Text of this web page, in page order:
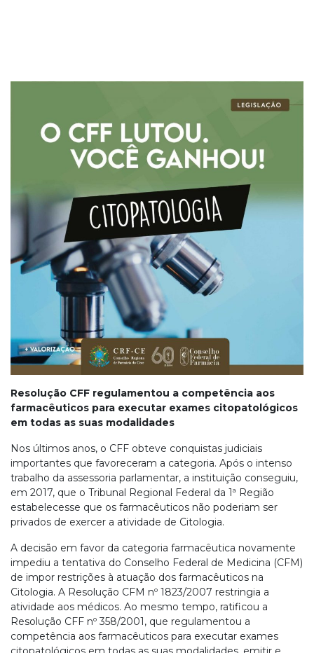
Resolução CFF regulamentou a competência aos
farmacêuticos para executar exames citopatológicos
em todas as suas modalidades
Nos últimos anos, o CFF obteve conquistas judiciais
importantes que favoreceram a categoria. Após o intenso
trabalho da assessoria parlamentar, a instituição conseguiu,
em 2017, que o Tribunal Regional Federal da 1ª Região
estabelecesse que os farmacêuticos não poderiam ser
privados de exercer a atividade de Citologia.
A decisão em favor da categoria farmacêutica novamente
impediu a tentativa do Conselho Federal de Medicina (CFM)
de impor restrições à atuação dos farmacêuticos na
Citologia. A Resolução CFM nº 1823/2007 restringia a
atividade aos médicos. Ao mesmo tempo, ratificou a
Resolução CFF nº 358/2001, que regulamentou a
competência aos farmacêuticos para executar exames